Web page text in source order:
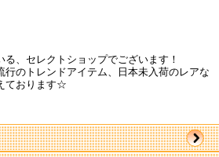
、セレクトショップでございます！
行のトレンドアイテム、日本未入荷のレアな
ております☆